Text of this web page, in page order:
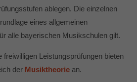
ablegen. Die einzelnen
eines allgemeinen
alle bayerischen Musikschulen gilt.
freiwilligen Leistungsprüfungen bieten
der Musiktheorie an.